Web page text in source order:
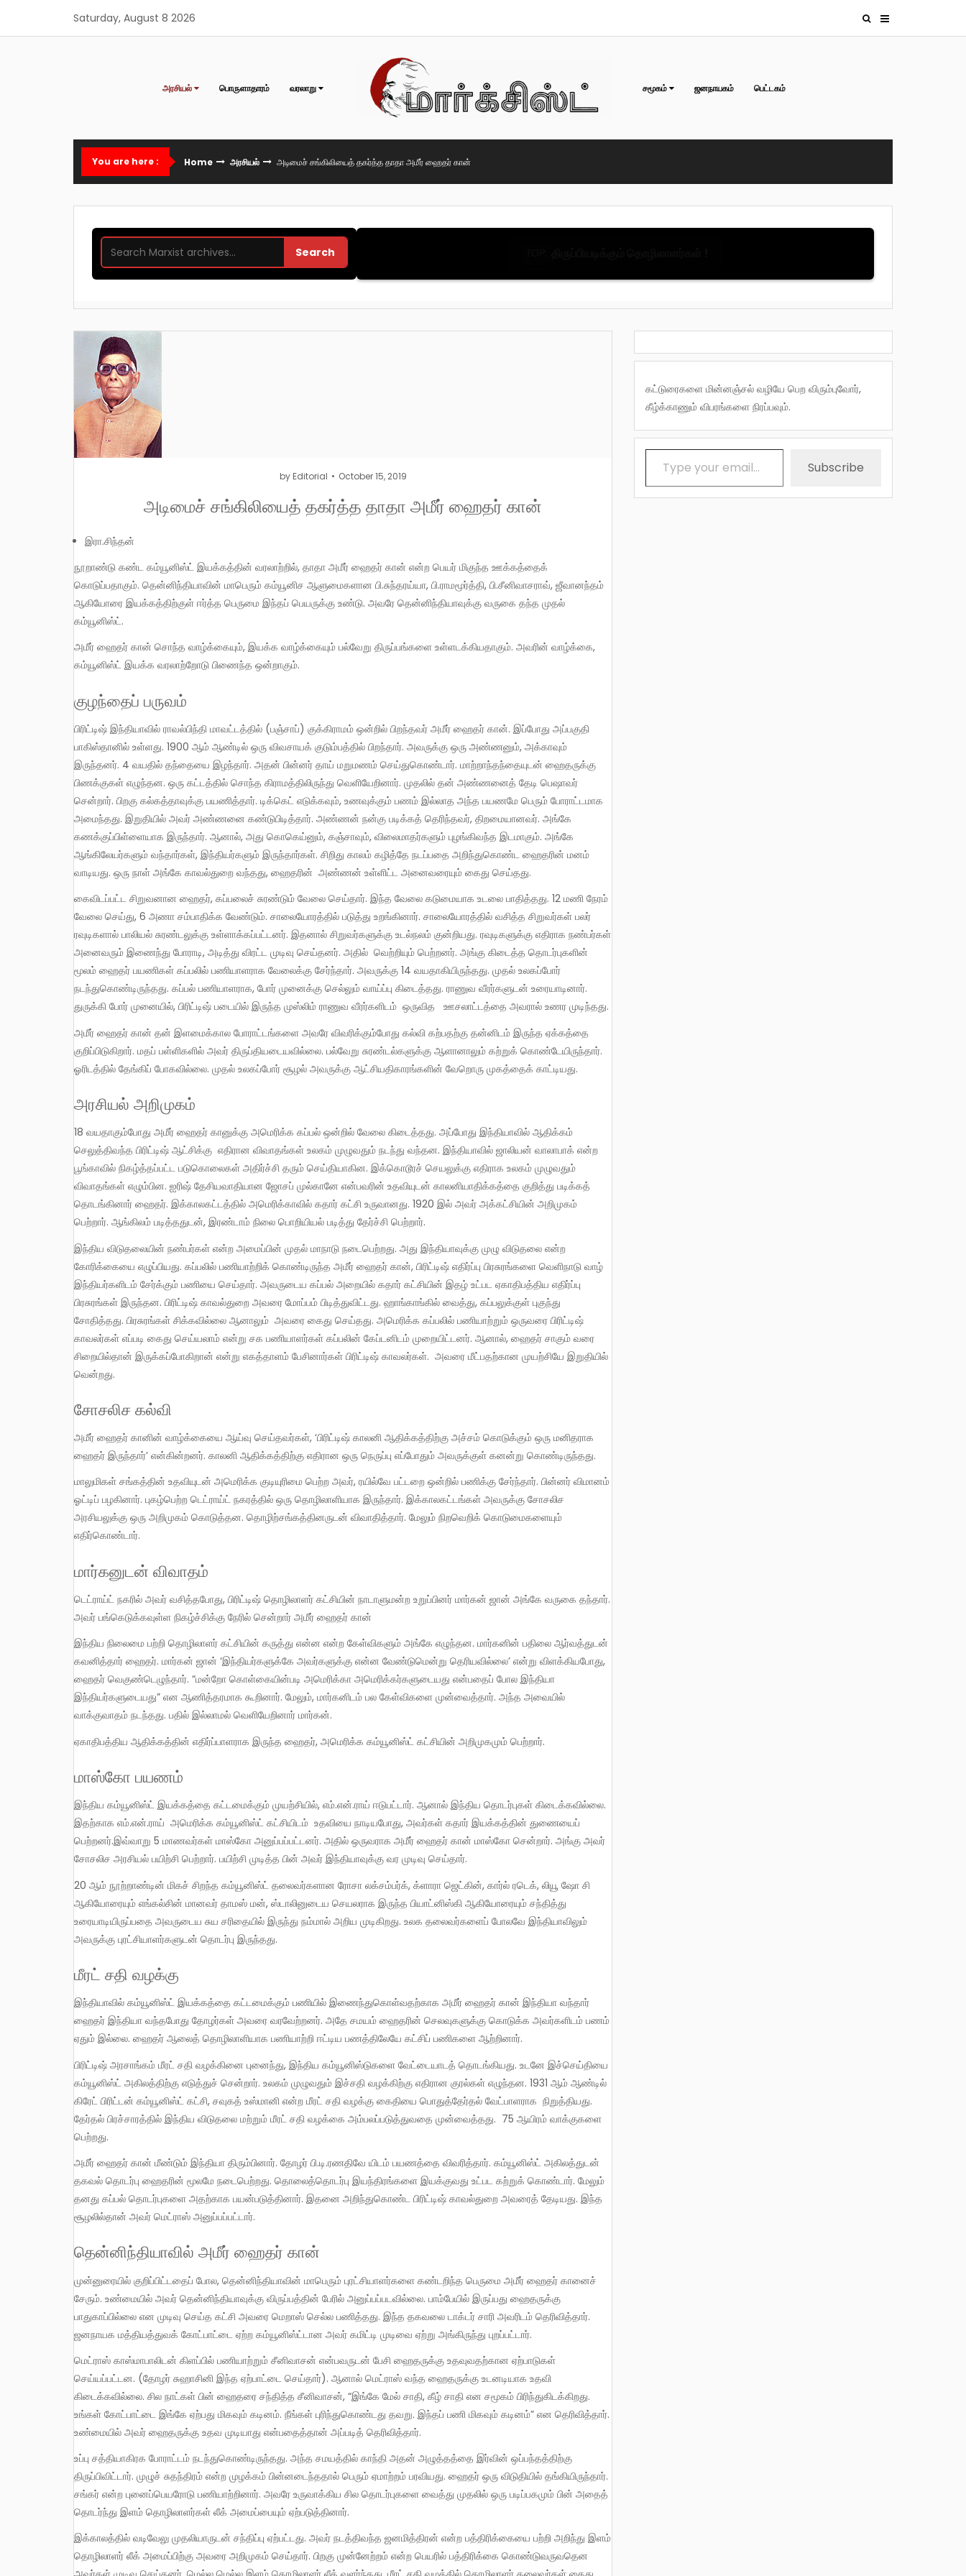
content
Saturday, August 8 2026
அரசியல் பொருளாதாரம் வரலாறு சமூகம் ஜனநாயகம் பெட்டகம்
You are here : Home அரசியல் அடிமைச் சங்கிலியைத் தகர்த்த தாதா அமீர் ஹைதர் கான்
Search
by Editorial October 15, 2019
அடிமைச் சங்கிலியைத் தகர்த்த தாதா அமீர் ஹைதர் கான்
இரா.சிந்தன்
நூறாண்டு கண்ட கம்யூனிஸ்ட் இயக்கத்தின் வரலாற்றில், தாதா அமீர் ஹைதர் கான் என்ற பெயர் மிகுந்த ஊக்கத்தைக்
கொடுப்பதாகும். தென்னிந்தியாவின் மாபெரும் கம்யூனிச ஆளுமைகளான பி.சுந்தரய்யா, பி.ராமமூர்த்தி, பி.சீனிவாசராவ், ஜீவானந்தம்
ஆகியோரை இயக்கத்திற்குள் ஈர்த்த பெருமை இந்தப் பெயருக்கு உண்டு. அவரே தென்னிந்தியாவுக்கு வருகை தந்த முதல்
கம்யூனிஸ்ட்.
அமீர் ஹைதர் கான் சொந்த வாழ்க்கையும், இயக்க வாழ்க்கையும் பல்வேறு திருப்பங்களை உள்ளடக்கியதாகும். அவரின் வாழ்க்கை,
கம்யூனிஸ்ட் இயக்க வரலாற்றோடு பிணைந்த ஒன்றாகும்.
குழந்தைப் பருவம்
பிரிட்டிஷ் இந்தியாவில் ராவல்பிந்தி மாவட்டத்தில் (பஞ்சாப்) குக்கிராமம் ஒன்றில் பிறந்தவர் அமீர் ஹைதர் கான். இப்போது அப்பகுதி
பாகிஸ்தானில் உள்ளது. 1900 ஆம் ஆண்டில் ஒரு விவசாயக் குடும்பத்தில் பிறந்தார். அவருக்கு ஒரு அண்ணனும், அக்காவும்
இருந்தனர். 4 வயதில் தந்தையை இழந்தார். அதன் பின்னர் தாய் மறுமணம் செய்துகொண்டார். மாற்றாந்தந்தையுடன் ஹைதருக்கு
பிணக்குகள் எழுந்தன. ஒரு கட்டத்தில் சொந்த கிராமத்திலிருந்து வெளியேறினார். முதலில் தன் அண்ணனைத் தேடி பெஷாவர்
சென்றார். பிறகு கல்கத்தாவுக்கு பயணித்தார். டிக்கெட் எடுக்கவும், உணவுக்கும் பணம் இல்லாத அந்த பயணமே பெரும் போராட்டமாக
அமைந்தது. இறுதியில் அவர் அண்ணனை கண்டுபிடித்தார். அண்ணன் நன்கு படிக்கத் தெரிந்தவர், திறமையானவர். அங்கே
கணக்குப்பிள்ளையாக இருந்தார். ஆனால், அது கொகெய்னும், கஞ்சாவும், விலைமாதர்களும் புழங்கிவந்த இடமாகும். அங்கே
ஆங்கிலேயர்களும் வந்தார்கள், இந்தியர்களும் இருந்தார்கள். சிறிது காலம் கழித்தே நடப்பதை அறிந்துகொண்ட ஹைதரின் மனம்
வாடியது. ஒரு நாள் அங்கே காவல்துறை வந்தது, ஹைதரின் அண்ணன் உள்ளிட்ட அனைவரையும் கைது செய்தது.
கைவிடப்பட்ட சிறுவனான ஹைதர், கப்பலைச் சுரண்டும் வேலை செய்தார். இந்த வேலை கடுமையாக உடலை பாதித்தது. 12 மணி நேரம்
வேலை செய்து, 6 அணா சம்பாதிக்க வேண்டும். சாலையோரத்தில் படுத்து உறங்கினார். சாலையோரத்தில் வசித்த சிறுவர்கள் பலர்
ரவுடிகளால் பாலியல் சுரண்டலுக்கு உள்ளாக்கப்பட்டனர். இதனால் சிறுவர்களுக்கு உடல்நலம் குன்றியது. ரவுடிகளுக்கு எதிராக நண்பர்கள்
அனைவரும் இணைந்து போராடி, அடித்து விரட்ட முடிவு செய்தனர். அதில் வெற்றியும் பெற்றனர். அங்கு கிடைத்த தொடர்புகளின்
மூலம் ஹைதர் பயணிகள் கப்பலில் பணியாளராக வேலைக்கு சேர்ந்தார். அவருக்கு 14 வயதாகியிருந்தது. முதல் உலகப்போர்
நடந்துகொண்டிருந்தது. கப்பல் பணியாளராக, போர் முனைக்கு செல்லும் வாய்ப்பு கிடைத்தது. ராணுவ வீரர்களுடன் உரையாடினார்.
துருக்கி போர் முனையில், பிரிட்டிஷ் படையில் இருந்த முஸ்லிம் ராணுவ வீரர்களிடம் ஒருவித ஊசலாட்டத்தை அவரால் உணர முடிந்தது.
அமீர் ஹைதர் கான் தன் இளமைக்கால போராட்டங்களை அவரே விவரிக்கும்போது கல்வி கற்பதற்கு தன்னிடம் இருந்த ஏக்கத்தை
குறிப்பிடுகிறார். மதப் பள்ளிகளில் அவர் திருப்தியடையவில்லை. பல்வேறு சுரண்டல்களுக்கு ஆளானாலும் கற்றுக் கொண்டேயிருந்தார்.
ஓரிடத்தில் தேங்கிப் போகவில்லை. முதல் உலகப்போர் சூழல் அவருக்கு ஆட்சியதிகாரங்களின் வேறொரு முகத்தைக் காட்டியது.
அரசியல் அறிமுகம்
18 வயதாகும்போது அமீர் ஹைதர் கானுக்கு அமெரிக்க கப்பல் ஒன்றில் வேலை கிடைத்தது. அப்போது இந்தியாவில் ஆதிக்கம்
செலுத்திவந்த பிரிட்டிஷ் ஆட்சிக்கு எதிரான விவாதங்கள் உலகம் முழுவதும் நடந்து வந்தன. இந்தியாவில் ஜாலியன் வாலாபாக் என்ற
பூங்காவில் நிகழ்த்தப்பட்ட படுகொலைகள் அதிர்ச்சி தரும் செய்தியாகின. இக்கொடூரச் செயலுக்கு எதிராக உலகம் முழுவதும்
விவாதங்கள் எழும்பின. ஐரிஷ் தேசியவாதியான ஜோசப் முல்கானே என்பவரின் உதவியுடன் காலனியாதிக்கத்தை குறித்து படிக்கத்
தொடங்கினார் ஹைதர். இக்காலகட்டத்தில் அமெரிக்காவில் கதார் கட்சி உருவானது. 1920 இல் அவர் அக்கட்சியின் அறிமுகம்
பெற்றார். ஆங்கிலம் படித்ததுடன், இரண்டாம் நிலை பொறியியல் படித்து தேர்ச்சி பெற்றார்.
இந்திய விடுதலையின் நண்பர்கள் என்ற அமைப்பின் முதல் மாநாடு நடைபெற்றது. அது இந்தியாவுக்கு முழு விடுதலை என்ற
கோரிக்கையை எழுப்பியது. கப்பலில் பணியாற்றிக் கொண்டிருந்த அமீர் ஹைதர் கான், பிரிட்டிஷ் எதிர்ப்பு பிரசுரங்களை வெளிநாடு வாழ்
இந்தியர்களிடம் சேர்க்கும் பணியை செய்தார். அவருடைய கப்பல் அறையில் கதார் கட்சியின் இதழ் உட்பட ஏகாதிபத்திய எதிர்ப்பு
பிரசுரங்கள் இருந்தன. பிரிட்டிஷ் காவல்துறை அவரை மோப்பம் பிடித்துவிட்டது. ஹாங்காங்கில் வைத்து, கப்பலுக்குள் புகுந்து
சோதித்தது. பிரசுரங்கள் சிக்கவில்லை ஆனாலும் அவரை கைது செய்தது. அமெரிக்க கப்பலில் பணியாற்றும் ஒருவரை பிரிட்டிஷ்
காவலர்கள் எப்படி கைது செய்யலாம் என்று சக பணியாளர்கள் கப்பலின் கேப்டனிடம் முறையிட்டனர். ஆனால், ஹைதர் சாகும் வரை
சிறையில்தான் இருக்கப்போகிறான் என்று எகத்தாளம் பேசினார்கள் பிரிட்டிஷ் காவலர்கள். அவரை மீட்பதற்கான முயற்சியே இறுதியில்
வென்றது.
சோசலிச கல்வி
அமீர் ஹைதர் கானின் வாழ்க்கையை ஆய்வு செய்தவர்கள், ‘பிரிட்டிஷ் காலனி ஆதிக்கத்திற்கு அச்சம் கொடுக்கும் ஒரு மனிதராக
ஹைதர் இருந்தார்’ என்கின்றனர். காலனி ஆதிக்கத்திற்கு எதிரான ஒரு நெருப்பு எப்போதும் அவருக்குள் கனன்று கொண்டிருந்தது.
மாலுமிகள் சங்கத்தின் உதவியுடன் அமெரிக்க குடியுரிமை பெற்ற அவர், ரயில்வே பட்டறை ஒன்றில் பணிக்கு சேர்ந்தார். பின்னர் விமானம்
ஓட்டிப் பழகினார். புகழ்பெற்ற டெட்ராய்ட் நகரத்தில் ஒரு தொழிலாளியாக இருந்தார். இக்காலகட்டங்கள் அவருக்கு சோசலிச
அரசியலுக்கு ஒரு அறிமுகம் கொடுத்தன. தொழிற்சங்கத்தினருடன் விவாதித்தார். மேலும் நிறவெறிக் கொடுமைகளையும்
எதிர்கொண்டார்.
மார்கனுடன் விவாதம்
டெட்ராய்ட் நகரில் அவர் வசித்தபோது, பிரிட்டிஷ் தொழிலாளர் கட்சியின் நாடாளுமன்ற உறுப்பினர் மார்கன் ஜான் அங்கே வருகை தந்தார்.
அவர் பங்கெடுக்கவுள்ள நிகழ்ச்சிக்கு நேரில் சென்றார் அமீர் ஹைதர் கான்
இந்திய நிலைமை பற்றி தொழிலாளர் கட்சியின் கருத்து என்ன என்ற கேள்விகளும் அங்கே எழுந்தன. மார்கனின் பதிலை ஆர்வத்துடன்
கவனித்தார் ஹைதர். மார்கன் ஜான் ‘இந்தியர்களுக்கே அவர்களுக்கு என்ன வேண்டுமென்று தெரியவில்லை’ என்று விளக்கியபோது,
ஹைதர் வெகுண்டெழுந்தார். “மன்றோ கொள்கையின்படி அமெரிக்கா அமெரிக்கர்களுடையது என்பதைப் போல இந்தியா
இந்தியர்களுடையது” என ஆணித்தரமாக கூறினார். மேலும், மார்கனிடம் பல கேள்விகளை முன்வைத்தார். அந்த அவையில்
வாக்குவாதம் நடந்தது. பதில் இல்லாமல் வெளியேறினார் மார்கன்.
ஏகாதிபத்திய ஆதிக்கத்தின் எதிர்ப்பாளராக இருந்த ஹைதர், அமெரிக்க கம்யூனிஸ்ட் கட்சியின் அறிமுகமும் பெற்றார்.
மாஸ்கோ பயணம்
இந்திய கம்யூனிஸ்ட் இயக்கத்தை கட்டமைக்கும் முயற்சியில், எம்.என்.ராய் ஈடுபட்டார். ஆனால் இந்திய தொடர்புகள் கிடைக்கவில்லை.
இதற்காக எம்.என்.ராய் அமெரிக்க கம்யூனிஸ்ட் கட்சியிடம் உதவியை நாடியபோது, அவர்கள் கதார் இயக்கத்தின் துணையைப்
பெற்றனர்.இவ்வாறு 5 மாணவர்கள் மாஸ்கோ அனுப்பப்பட்டனர். அதில் ஒருவராக அமீர் ஹைதர் கான் மாஸ்கோ சென்றார். அங்கு அவர்
சோசலிச அரசியல் பயிற்சி பெற்றார். பயிற்சி முடித்த பின் அவர் இந்தியாவுக்கு வர முடிவு செய்தார்.
20 ஆம் நூற்றாண்டின் மிகச் சிறந்த கம்யூனிஸ்ட் தலைவர்களான ரோசா லக்சம்பர்க், க்ளாரா ஜெட்கின், கார்ல் ரடெக், லியூ ஷோ சி
ஆகியோரையும் எங்கல்சின் மானவர் தாமஸ் மன், ஸ்டாலினுடைய செயலராக இருந்த பியாட்னிஸ்கி ஆகியோரையும் சந்தித்து
உரையாடியிருப்பதை அவருடைய சுய சரிதையில் இருந்து நம்மால் அறிய முடிகிறது. உலக தலைவர்களைப் போலவே இந்தியாவிலும்
அவருக்கு புரட்சியாளர்களுடன் தொடர்பு இருந்தது.
மீரட் சதி வழக்கு
இந்தியாவில் கம்யூனிஸ்ட் இயக்கத்தை கட்டமைக்கும் பணியில் இணைந்துகொள்வதற்காக அமீர் ஹைதர் கான் இந்தியா வந்தார்
ஹைதர் இந்தியா வந்தபோது தோழர்கள் அவரை வரவேற்றனர். அதே சமயம் ஹைதரின் செலவுகளுக்கு கொடுக்க அவர்களிடம் பணம்
ஏதும் இல்லை. ஹைதர் ஆலைத் தொழிலாளியாக பணியாற்றி ஈட்டிய பணத்திலேயே கட்சிப் பணிகளை ஆற்றினார்.
பிரிட்டிஷ் அரசாங்கம் மீரட் சதி வழக்கினை புனைந்து, இந்திய கம்யூனிஸ்டுகளை வேட்டையாடத் தொடங்கியது. உடனே இச்செய்தியை
கம்யூனிஸ்ட் அகிலத்திற்கு எடுத்துச் சென்றார். உலகம் முழுவதும் இச்சதி வழக்கிற்கு எதிரான குரல்கள் எழுந்தன. 1931 ஆம் ஆண்டில்
கிரேட் பிரிட்டன் கம்யூனிஸ்ட் கட்சி, சவுகத் உஸ்மானி என்ற மீரட் சதி வழக்கு கைதியை பொதுத்தேர்தல் வேட்பாளராக நிறுத்தியது.
தேர்தல் பிரச்சாரத்தில் இந்திய விடுதலை மற்றும் மீரட் சதி வழக்கை அம்பலப்படுத்துவதை முன்வைத்தது. 75 ஆயிரம் வாக்குகளை
பெற்றது.
அமீர் ஹைதர் கான் மீண்டும் இந்தியா திரும்பினார். தோழர் பி.டி.ரணதிவே யிடம் பயணத்தை விவரித்தார். கம்யூனிஸ்ட் அகிலத்துடன்
தகவல் தொடர்பு ஹைதரின் மூலமே நடைபெற்றது. தொலைத்தொடர்பு இயந்திரங்களை இயக்குவது உட்பட கற்றுக் கொண்டார். மேலும்
தனது கப்பல் தொடர்புகளை அதற்காக பயன்படுத்தினார். இதனை அறிந்துகொண்ட பிரிட்டிஷ் காவல்துறை அவரைத் தேடியது. இந்த
சூழலில்தான் அவர் மெட்ராஸ் அனுப்பப்பட்டார்.
தென்னிந்தியாவில் அமீர் ஹைதர் கான்
முன்னுரையில் குறிப்பிட்டதைப் போல, தென்னிந்தியாவின் மாபெரும் புரட்சியாளர்களை கண்டறிந்த பெருமை அமீர் ஹைதர் கானைச்
சேரும். உண்மையில் அவர் தென்னிந்தியாவுக்கு விருப்பத்தின் பேரில் அனுப்பப்படவில்லை. பாம்பேயில் இருப்பது ஹைதருக்கு
பாதுகாப்பில்லை என முடிவு செய்த கட்சி அவரை மெறாஸ் செல்ல பணித்தது. இந்த தகவலை டாக்டர் சாரி அவரிடம் தெரிவித்தார்.
ஜனநாயக மத்தியத்துவக் கோட்பாட்டை ஏற்ற கம்யூனிஸ்ட்டான அவர் கமிட்டி முடிவை ஏற்று அங்கிருந்து புறப்பட்டார்.
மெட்ராஸ் காஸ்மாபாலிடன் கிளப்பில் பணியாற்றும் சீனிவாசன் என்பவருடன் பேசி ஹைதருக்கு உதவுவதற்கான ஏற்பாடுகள்
செய்யப்பட்டன. (தோழர் சுஹாசினி இந்த ஏற்பாட்டை செய்தார்). ஆனால் மெட்ராஸ் வந்த ஹைதருக்கு உடனடியாக உதவி
கிடைக்கவில்லை. சில நாட்கள் பின் ஹைதரை சந்தித்த சீனிவாசன், “இங்கே மேல் சாதி, கீழ் சாதி என சமூகம் பிரிந்துகிடக்கிறது.
உங்கள் கோட்பாட்டை இங்கே ஏற்பது மிகவும் கடினம். நீங்கள் புரிந்துகொண்டது தவறு. இந்தப் பணி மிகவும் கடினம்” என தெரிவித்தார்.
உண்மையில் அவர் ஹைதருக்கு உதவ முடியாது என்பதைத்தான் அப்படித் தெரிவித்தார்.
உப்பு சத்தியாகிரக போராட்டம் நடந்துகொண்டிருந்தது. அந்த சமயத்தில் காந்தி அதன் அழுத்தத்தை இர்வின் ஒப்பந்தத்திற்கு
திருப்பிவிட்டார். முழுச் சுதந்திரம் என்ற முழக்கம் பின்னடைந்ததால் பெரும் ஏமாற்றம் பரவியது. ஹைதர் ஒரு விடுதியில் தங்கியிருந்தார்.
சங்கர் என்ற புனைப்பெயரோடு பணியாற்றினார். அவரே உருவாக்கிய சில தொடர்புகளை வைத்து முதலில் ஒரு படிப்பகமும் பின் அதைத்
தொடர்ந்து இளம் தொழிலாளர்கள் லீக் அமைப்பையும் ஏற்படுத்தினார்.
இக்காலத்தில் வடிவேலு முதலியாருடன் சந்திப்பு ஏற்பட்டது. அவர் நடத்திவந்த ஜனமித்திரன் என்ற பத்திரிக்கையை பற்றி அறிந்து இளம்
தொழிலாளர் லீக் அமைப்பிற்கு அவரை அறிமுகம் செய்தார். பிறகு முன்னேற்றம் என்ற பெயரில் பத்திரிக்கை கொண்டுவருவதென
கட்டுரைகளை மின்னஞ்சல் வழியே பெற விரும்புவோர்,
கீழ்க்காணும் விபரங்களை நிரப்பவும்.
Type your email…
Subscribe